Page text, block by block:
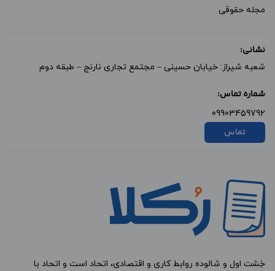
مجله حقوقی
نشانی:
شعبه شیراز: خیابان حسینی – مجتمع تجاری نارنج – طبقه دوم
شماره تماس:
09903459792
تماس
خِشت اول و شالوده روابط کاری و اقتصادی، اتحاد است و اتحاد با